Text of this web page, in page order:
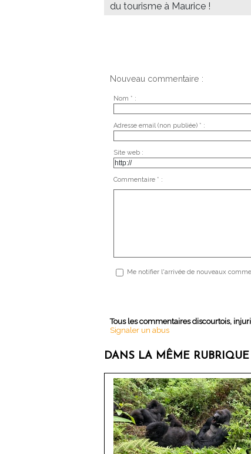
du tourisme à Maurice !
Nouveau commentaire :
Nom * :
Adresse email (non publiée) * :
Site web :
Commentaire * :
Me notifier l'arrivée de nouveaux
Tous les commentaires discourtois,
Signaler un abus
DANS LA MÊME RUBRIQUE